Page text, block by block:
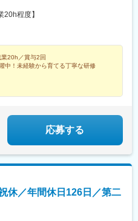
20h程度】
20h／賞与2回
中！未経験から育てる丁寧な研修
応募する
休／年間休日126日／第二